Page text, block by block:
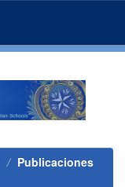
Publicaciones